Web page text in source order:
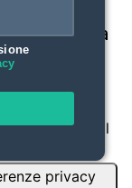
con i
tecnologia
Go 15, il